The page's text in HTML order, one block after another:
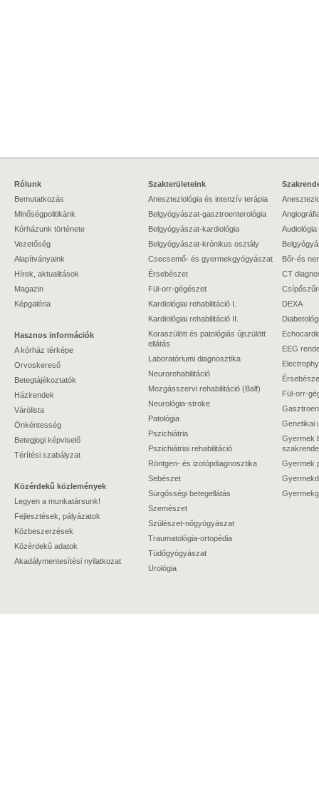
Rólunk
Bemutatkozás
Minőségpolitikánk
Kórházunk története
Vezetőség
Alapítványaink
Hírek, aktualitások
Magazin
Képgaléria
Hasznos információk
A kórház térképe
Orvoskereső
Betegtájékoztatók
Házirendek
Várólista
Önkéntesség
Betegjogi képviselő
Térítési szabályzat
Közérdekű közlemények
Legyen a munkatársunk!
Fejlesztések, pályázatok
Közbeszerzések
Közérdekű adatok
Akadálymentesítési nyilatkozat
Szakterületeink
Aneszteziológia és intenzív terápia
Belgyógyászat-gasztroenterológia
Belgyógyászat-kardiológia
Belgyógyászat-krónikus osztály
Csecsemő- és gyermekgyógyászat
Érsebészet
Fül-orr-gégészet
Kardiológiai rehabilitáció I.
Kardiológiai rehabilitáció II.
Koraszülött és patológiás újszülött
ellátás
Laboratóriumi diagnosztika
Neurorehabilitáció
Mozgásszervi rehabilitáció (Balf)
Neurológia-stroke
Patológia
Pszichiátria
Pszichiátriai rehabilitáció
Röntgen- és izotópdiagnosztika
Sebészet
Sürgősségi betegellátás
Szemészet
Szülészet-nőgyógyászat
Traumatológia-ortopédia
Tüdőgyógyászat
Urológia
Audiológia
Bőr-és
CT
DEXA
EEG
Fül-orr-
Genetikai
Gyermek
Gyermek